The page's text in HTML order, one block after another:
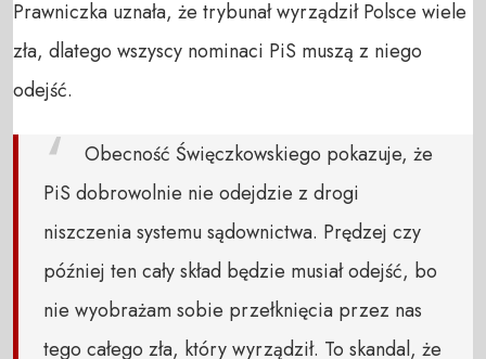
Prawniczka uznała, że trybunał wyrządził Polsce wiele
zła, dlatego wszyscy nominaci PiS muszą z niego
odejść.
Obecność Święczkowskiego pokazuje, że
PiS dobrowolnie nie odejdzie z drogi
niszczenia systemu sądownictwa. Prędzej czy
później ten cały skład będzie musiał odejść, bo
nie wyobrażam sobie przełknięcia przez nas
tego całego zła, który wyrządził. To skandal, że